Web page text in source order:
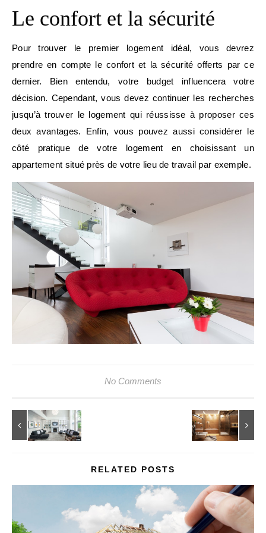
Le confort et la sécurité
Pour trouver le premier logement idéal, vous devrez
prendre en compte le confort et la sécurité offerts par ce
dernier. Bien entendu, votre budget influencera votre
décision. Cependant, vous devez continuer les recherches
jusqu’à trouver le logement qui réussisse à proposer ces
deux avantages. Enfin, vous pouvez aussi considérer le
côté pratique de votre logement en choisissant un
appartement situé près de votre lieu de travail par exemple.
No Comments
RELATED POSTS